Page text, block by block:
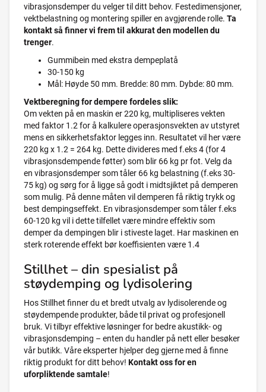
vibrasjonsdemper du velger til ditt behov. Festedimensjoner,
vektbelastning og montering spiller en avgjørende rolle. Ta
kontakt så finner vi frem til akkurat den modellen du
trenger.
Gummibein med ekstra dempeplatå
30-150 kg
Mål: Høyde 50 mm. Bredde: 80 mm. Dybde: 80 mm.
Vektberegning for dempere fordeles slik:
Om vekten på en maskin er 220 kg, multipliseres vekten
med faktor 1.2 for å kalkulere operasjonsvekten av utstyret
mens en sikkerhetsfaktor legges inn. Resultatet vil her være
220 kg x 1.2 = 264 kg. Dette divideres med f.eks 4 (for 4
vibrasjonsdempende føtter) som blir 66 kg pr fot. Velg da
en vibrasjonsdemper som tåler 66 kg belastning (f.eks 30-
75 kg) og sørg for å ligge så godt i midtsjiktet på demperen
som mulig. På denne måten vil demperen få riktig trykk og
best dempingseffekt. En vibrasjonsdemper som tåler f.eks
60-120 kg vil i dette tilfellet være mindre effektiv som
demper da dempingen blir i stiveste laget. Har maskinen en
sterk roterende effekt bør koeffisienten være 1.4
Stillhet – din spesialist på
støydemping og lydisolering
Hos Stillhet finner du et bredt utvalg av lydisolerende og
støydempende produkter, både til privat og profesjonell
bruk. Vi tilbyr effektive løsninger for bedre akustikk- og
vibrasjonsdemping – enten du handler på nett eller besøker
vår butikk. Våre eksperter hjelper deg gjerne med å finne
riktig produkt for ditt behov! Kontakt oss for en
uforpliktende samtale!